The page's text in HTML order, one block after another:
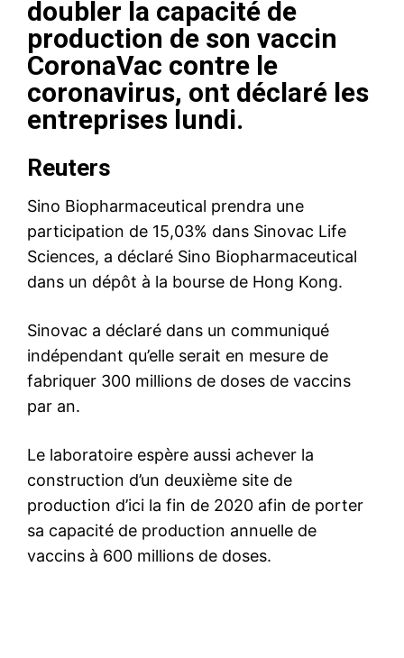
doubler la capacité de
production de son vaccin
CoronaVac contre le
coronavirus, ont déclaré les
entreprises lundi.
Reuters
Sino Biopharmaceutical prendra une
participation de 15,03% dans Sinovac Life
Sciences, a déclaré Sino Biopharmaceutical
dans un dépôt à la bourse de Hong Kong.
Sinovac a déclaré dans un communiqué
indépendant qu’elle serait en mesure de
fabriquer 300 millions de doses de vaccins
par an.
Le laboratoire espère aussi achever la
construction d’un deuxième site de
production d’ici la fin de 2020 afin de porter
sa capacité de production annuelle de
vaccins à 600 millions de doses.